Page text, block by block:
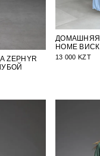
ДОМАШНЯЯ
HOME
13 000 KZT